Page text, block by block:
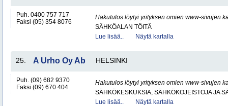
Puh. 0400 757 717
Faksi (05) 354 8076
Hakutulos löytyi yrityksen omien www-sivujen
SÄHKÖALAN TÖITÄ
Lue lisää..
Näytä kartalla
25. A Urho Oy Ab HELSINKI
Puh. (09) 682 9370
Faksi (09) 670 404
Hakutulos löytyi yrityksen omien www-sivujen
SÄHKÖKESKUKSIA, SÄHKÖKOJEISTOJA JA
Lue lisää..
Näytä kartalla